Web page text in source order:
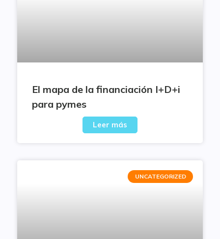
El mapa de la financiación I+D+i
para pymes
Leer más
UNCATEGORIZED